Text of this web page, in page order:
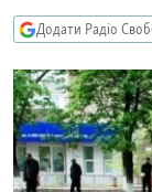
УКРАЇНА
СВІТ
СХЕМИ
МУЛЬТИМЕДІА
ФОТО
Додати Радіо